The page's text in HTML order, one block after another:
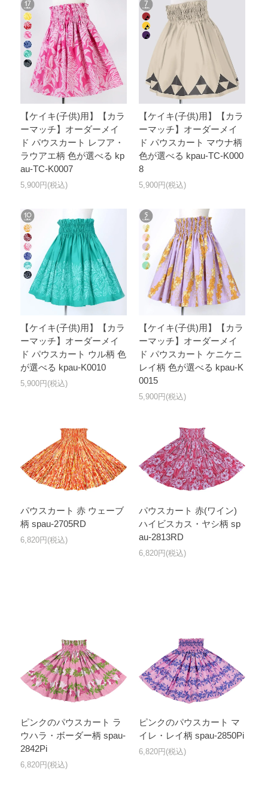
【ケイキ(子供)用】【カラ
ーマッチ】オーダーメイ
ド パウスカート レフア・
ラウアエ柄 色が選べる kp
au-TC-K0007
5,900円(税込)
【ケイキ(子供)用】【カラ
ーマッチ】オーダーメイ
ド パウスカート マウナ柄
色が選べる kpau-TC-K000
8
5,900円(税込)
【ケイキ(子供)用】【カラ
ーマッチ】オーダーメイ
ド パウスカート ウル柄 色
が選べる kpau-K0010
5,900円(税込)
【ケイキ(子供)用】【カラ
ーマッチ】オーダーメイ
ド パウスカート ケニケニ
レイ柄 色が選べる kpau-K
0015
5,900円(税込)
パウスカート 赤 ウェーブ
柄 spau-2705RD
6,820円(税込)
パウスカート 赤(ワイン)
ハイビスカス・ヤシ柄 sp
au-2813RD
6,820円(税込)
ピンクのパウスカート ラ
ウハラ・ボーダー柄 spau-
2842Pi
6,820円(税込)
ピンクのパウスカート マ
イレ・レイ柄 spau-2850Pi
6,820円(税込)